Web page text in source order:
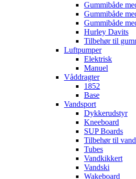
Gummibåde
Gummibåde
Gummibåde
Hurley Davits
Tilbehør til
Luftpumper
Elektrisk
Manuel
Våddragter
1852
Base
Vandsport
Dykkerudstyr
Kneeboard
SUP Boards
Tilbehør til
Tubes
Vandkikkert
Vandski
Wakeboard